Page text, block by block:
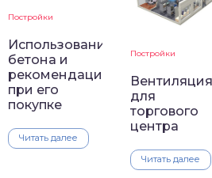
Постройки
Использование
бетона и
рекомендации
при его
покупке
Читать далее
Постройки
Вентиляция
для
торгового
центра
Читать далее